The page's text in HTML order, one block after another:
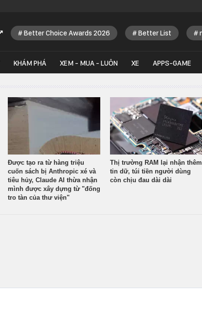
Better Choice Awards 2026 Better List
KHÁM PHÁ XEM - MUA - LUÔN XE APPS-GAME
Được tạo ra từ hàng triệu
cuốn sách bị Anthropic xé và
tiêu hủy, Claude AI thừa nhận
mình được xây dựng từ "đống
tro tàn của thư viện"
Thị trường RAM lại nhận thêm
tin dữ, túi tiền người dùng
còn chịu đau dài dài